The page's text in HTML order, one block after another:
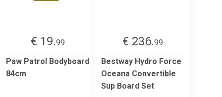
€ 19.99
Paw Patrol Bodyboard
84cm
€ 236.99
Bestway Hydro Force
Oceana Convertible
Sup Board Set